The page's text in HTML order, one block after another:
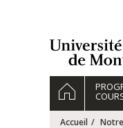
Navigation
principale
ACCUEIL
Accueil